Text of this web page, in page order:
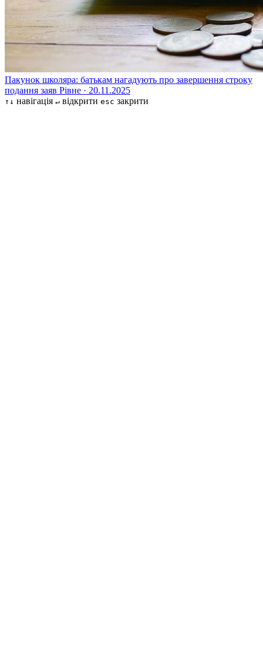
Пакунок школяра: батькам нагадують про завершення строку
подання заяв Рівне · 20.11.2025
↑↓ навігація ↵ відкрити esc закрити